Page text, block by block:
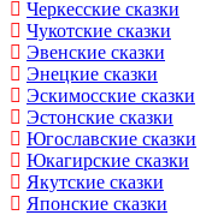
Черкесские сказки
Чукотские сказки
Эвенские сказки
Энецкие сказки
Эскимосские сказки
Эстонские сказки
Югославские сказки
Юкагирские сказки
Якутские сказки
Японские сказки